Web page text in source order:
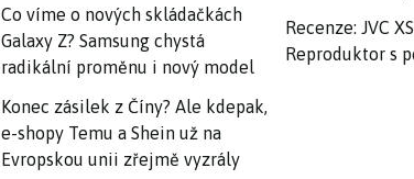
Co víme o nových skládačkách
Galaxy Z? Samsung chystá
radikální proměnu i nový model
Konec zásilek z Číny? Ale kdepak,
e-shopy Temu a Shein už na
Evropskou unii zřejmě vyzrály
Recenze: JVC
Reproduktor s